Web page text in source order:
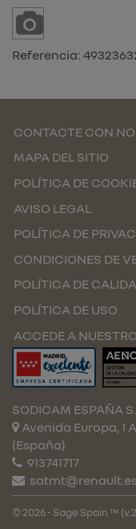
Referencia:
CONTACTE CON
MAPA DEL SITIO
POLÍTICA DE
AVISO LEGAL
POLÍTICA DE
CONDICIONES DE
POLÍTICA DE
POLÍTICA DE USO
ACCEDE A
SODICAM ESPAÑA
Avenida Europa, 1
(España)
913741717
satmt@renault.es
© 2026 - Sage Spain ™